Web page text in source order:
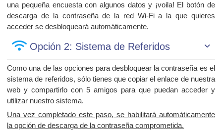
una pequeña encuesta con algunos datos y ¡voila! El botón de
descarga de la contraseña de la red Wi-Fi a la que quieres
acceder se desbloqueará automáticamente.
Opción 2: Sistema de Referidos
Como una de las opciones para desbloquear la contraseña es el
sistema de referidos, sólo tienes que copiar el enlace de nuestra
web y compartirlo con 5 amigos para que puedan acceder y
utilizar nuestro sistema.
Una vez completado este paso, se habilitará automáticamente
la opción de descarga de la contraseña comprometida.